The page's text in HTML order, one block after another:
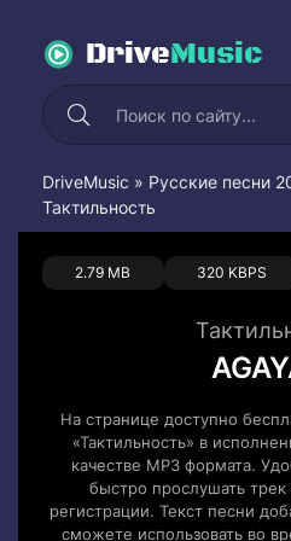
DriveMusic
DriveMusic » Русские песни
Тактильность
2.79 MB 320 KBPS
0
На странице доступно
«Тактильность» в
качестве MP3 формата.
быстро прослушать трек
регистрации. Текст песни
сможете использовать во